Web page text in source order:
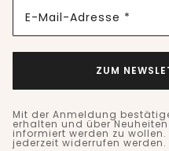
E-Mail-Adresse *
ZUM
Mit der Anmeldung
erhalten und über
informiert werden zu
jederzeit widerrufen werden.